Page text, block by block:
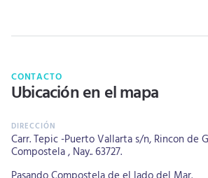
CONTACTO
Ubicación en el mapa
Carr. Tepic -Puerto Vallarta s/n, Rincon de
Compostela , Nay.. 63727.